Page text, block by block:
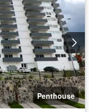
Penthouse